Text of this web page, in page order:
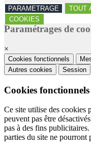
PARAMETRAGE TOUT
COOKIES
Paramétrages de
×
Cookies fonctionnels
Autres cookies
Session
Cookies fonctionnels
Ce site utilise des cookies
peuvent pas être
pas à des fins
parties du site ne pourront